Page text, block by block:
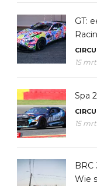
GT:
15
Spa
15
BRC
Wie